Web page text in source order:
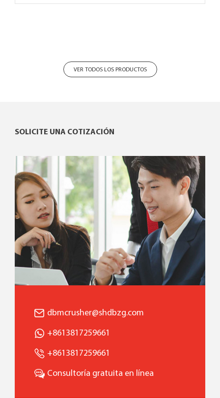
VER TODOS LOS PRODUCTOS
SOLICITE UNA COTIZACIÓN
dbmcrusher@shdbzg.com
+8613817259661
+8613817259661
Consultoría gratuita en línea